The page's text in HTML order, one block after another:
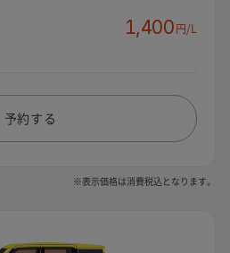
1,400円/L
予約する
※表示価格は消費税込となります。